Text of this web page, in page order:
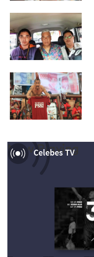
Celebes TV
Now Playing